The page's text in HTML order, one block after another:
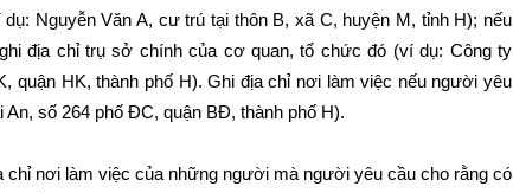
Nguyễn Văn A, cư trú tại thôn B, xã C, huyện M, tỉnh H); nếu
địa chỉ trụ sở chính của cơ quan, tổ chức đó (ví dụ: Công ty
quận HK, thành phố H). Ghi địa chỉ nơi làm việc nếu người yêu
số 264 phố ĐC, quận BĐ, thành phố H).
chỉ nơi làm việc của những người mà người yêu cầu cho rằng có